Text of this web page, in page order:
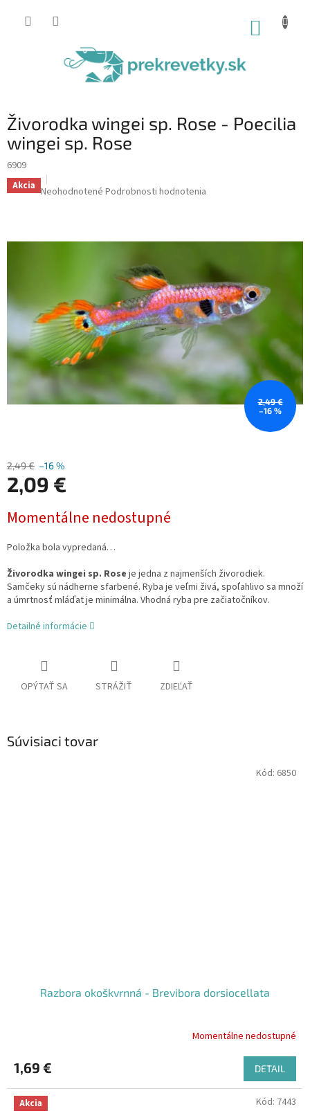
Živorodka wingei sp. Rose - Poecilia
wingei sp. Rose
6909
Akcia Priemerné
0,0
Neohodnotené Podrobnosti hodnotenia
2,49 €
–16 %
2,49 € –16 %
2,09 €
cena:
Momentálne nedostupné
Položka bola vypredaná…
Živorodka wingei sp. Rose je jedna z najmenších živorodiek.
Samčeky sú nádherne sfarbené. Ryba je veľmi živá, spoľahlivo sa množí
a úmrtnosť mláďat je minimálna. Vhodná ryba pre začiatočníkov.
Detailné informácie
OPÝTAŤ SA STRÁŽIŤ ZDIEĽAŤ
Súvisiaci tovar
Razbora okoškvrnná - Brevibora dorsiocellata
produktu
je
5,0
Momentálne nedostupné
1,69 € DETAIL
Kód: 6850
Akcia Kód: 7443